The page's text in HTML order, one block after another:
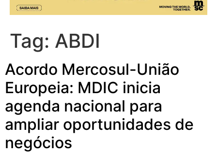
Tag: ABDI
Acordo Mercosul-União
Europeia: MDIC inicia
agenda nacional para
ampliar oportunidades de
negócios